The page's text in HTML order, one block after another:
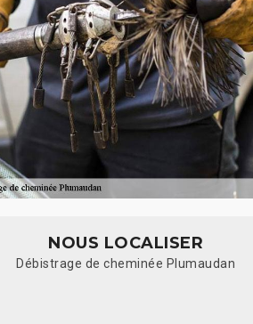
NOUS LOCALISER
Débistrage de cheminée Plumaudan